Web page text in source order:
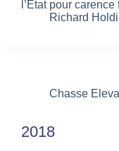
l’Etat pour
Richard
Chasse
2018